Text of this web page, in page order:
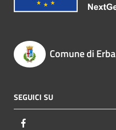
Comune di Erba
SEGUICI SU